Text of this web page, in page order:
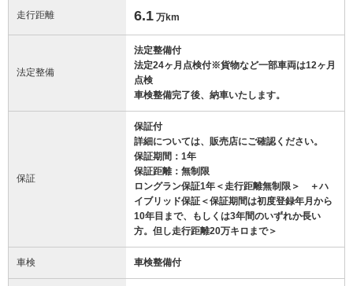
走行距離 6.1 万km
法定整備
法定整備付
法定24ヶ月点検付※貨物など一部車両は12ヶ月
点検
車検整備完了後、納車いたします。
保証
保証付
詳細については、販売店にご確認ください。
保証期間：1年
保証距離：無制限
ロングラン保証1年＜走行距離無制限＞ ＋ハ
イブリッド保証＜保証期間は初度登録年月から
10年目まで、もしくは3年間のいずれか長い
方。但し走行距離20万キロまで＞
車検 車検整備付